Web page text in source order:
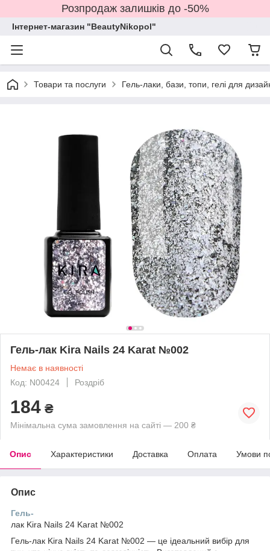
Розпродаж залишків до -50%
Інтернет-магазин "BeautyNikopol"
Товари та послуги Гель-лаки, бази, топи, гелі для
Гель-лак Kira Nails 24 Karat №002
Немає в наявності
Код: N00424
Роздріб
184 ₴
Мінімальна сума замовлення на сайті — 200 ₴
Опис Характеристики Доставка Оплата Умови
Опис
Гель-
лак Kira Nails 24 Karat №002
Гель-лак Kira Nails 24 Karat №002 — це ідеальний вибір для